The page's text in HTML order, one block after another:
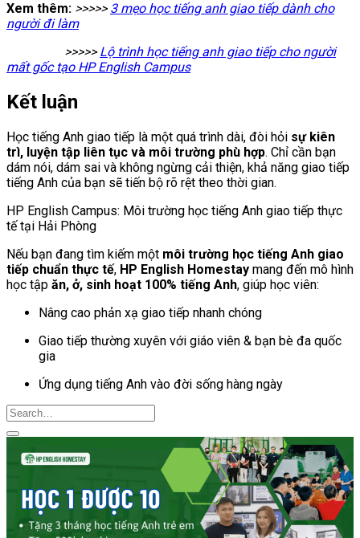
Xem thêm: >>>>> 3 mẹo học tiếng anh giao tiếp dành cho
người đi làm
>>>>> Lộ trình học tiếng anh giao tiếp cho người
mất gốc tạo HP English Campus
Kết luận
Học tiếng Anh giao tiếp là một quá trình dài, đòi hỏi sự kiên
trì, luyện tập liên tục và môi trường phù hợp. Chỉ cần bạn
dám nói, dám sai và không ngừng cải thiện, khả năng giao tiếp
tiếng Anh của bạn sẽ tiến bộ rõ rệt theo thời gian.
HP English Campus: Môi trường học tiếng Anh giao tiếp thực
tế tại Hải Phòng
Nếu bạn đang tìm kiếm một môi trường học tiếng Anh giao
tiếp chuẩn thực tế, HP English Homestay mang đến mô hình
học tập ăn, ở, sinh hoạt 100% tiếng Anh, giúp học viên:
Nâng cao phản xạ giao tiếp nhanh chóng
Giao tiếp thường xuyên với giáo viên & bạn bè đa quốc
gia
Ứng dụng tiếng Anh vào đời sống hàng ngày